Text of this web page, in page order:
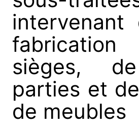
intervenant
sièges,
parties et
de meubles